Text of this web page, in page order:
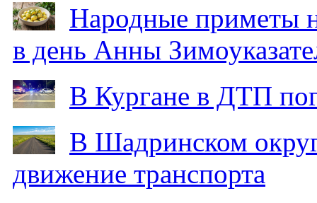
Народные приметы
в день Анны
В Кургане в ДТП
В Шадринском
движение транспорта